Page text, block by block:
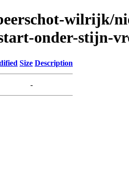
wilrijk/
onder-stijn-
Size Description
-